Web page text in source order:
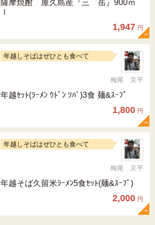
薩摩焼酎 屋久島産『三 岳』900ｍ
ｌ
1,947 円
年越しそばはぜひとも食べて
梅尾 京平
年越ｾｯﾄ(ﾗｰﾒﾝ ｳﾄﾞﾝ ｿﾊﾞ)3食 麺&ｽｰﾌﾟ
1,800 円
年越しそばはぜひとも食べて
梅尾 京平
年越そば久留米ﾗｰﾒﾝ5食ｾｯﾄ(麺&ｽｰﾌﾟ)
2,000 円